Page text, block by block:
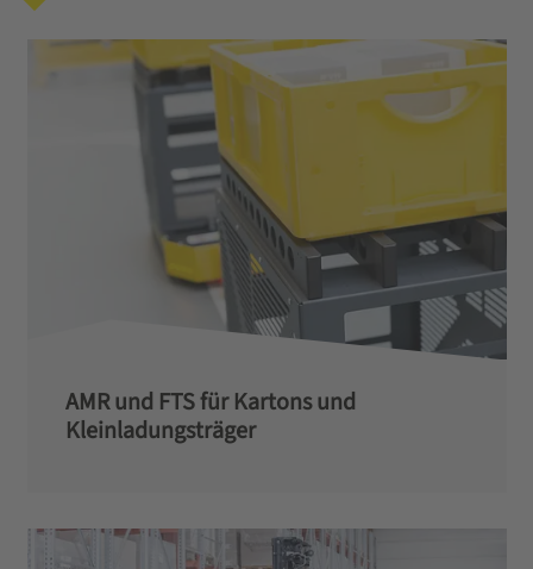
AMR und FTS für Kartons und
Kleinladungsträger